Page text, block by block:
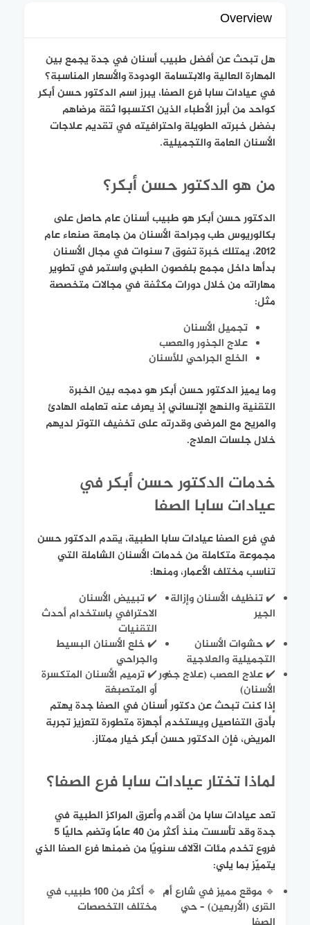
Overview
هل تبحث عن أفضل طبيب أسنان في جدة يجمع بين
المهارة العالية والابتسامة الودودة والأسعار المناسبة؟
في عيادات سابا فرع الصفا، يبرز اسم الدكتور حسن أبكر
كواحد من أبرز الأطباء الذين اكتسبوا ثقة مرضاهم
بفضل خبرته الطويلة واحترافيته في تقديم علاجات
الأسنان العامة والتجميلية.
من هو الدكتور حسن أبكر؟
الدكتور حسن أبكر هو طبيب أسنان عام حاصل على
بكالوريوس طب وجراحة الأسنان من جامعة صنعاء عام
2012، يمتلك خبرة تفوق 7 سنوات في مجال الأسنان
بدأها داخل مجمع بلغصون الطبي واستمر في تطوير
مهاراته من خلال دورات مكثفة في مجالات متخصصة
مثل:
تجميل الأسنان
علاج الجذور والعصب
الخلع الجراحي للأسنان
وما يميز الدكتور حسن أبكر هو دمجه بين الخبرة
التقنية والنهج الإنساني إذ يعرف عنه تعامله الهادئ
والمريح مع المرضى وقدرته على تخفيف التوتر لديهم
خلال جلسات العلاج.
خدمات الدكتور حسن أبكر في
عيادات سابا الصفا
في فرع الصفا عيادات سابا الطبية، يقدم الدكتور حسن
مجموعة متكاملة من خدمات الأسنان الشاملة التي
تناسب مختلف الأعمار، ومنها:
✔️ تنظيف الأسنان وإزالة
الجير
✔️ تبييض الأسنان
الاحترافي باستخدام أحدث
التقنيات
✔️ حشوات الأسنان
التجميلية والعلاجية
✔️ خلع الأسنان البسيط
والجراحي
✔️ علاج العصب (علاج جذور
الأسنان)
✔️ ترميم الأسنان المتكسرة
أو المتصبغة
إذا كنت تبحث عن دكتور أسنان في الصفا جدة يهتم
بأدق التفاصيل ويستخدم أجهزة متطورة لتعزيز تجربة
المريض، فإن الدكتور حسن أبكر خيار ممتاز.
لماذا تختار عيادات سابا فرع الصفا؟
تعد عيادات سابا من أقدم وأعرق المراكز الطبية في
جدة وقد تأسست منذ أكثر من 40 عامًا وتضم حاليًا 5
فروع تخدم مئات الآلاف سنويًا من ضمنها فرع الصفا الذي
يتميّز بما يلي:
🔹 موقع مميز في شارع أم
القرى (الأربعين) – حي
🔹 أكثر من 100 طبيب في
مختلف التخصصات